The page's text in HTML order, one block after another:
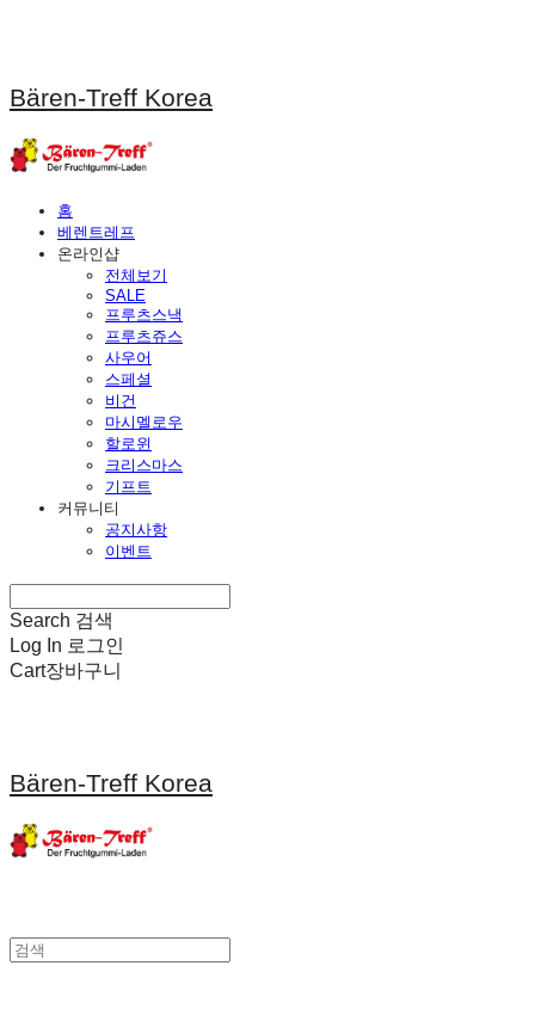
Bären-Treff Korea
홈
베렌트레프
온라인샵
전체보기
SALE
프루츠스낵
프루츠쥬스
사우어
스페셜
비건
마시멜로우
할로윈
크리스마스
기프트
커뮤니티
공지사항
이벤트
Search 검색
Log In 로그인
Cart장바구니
Bären-Treff Korea